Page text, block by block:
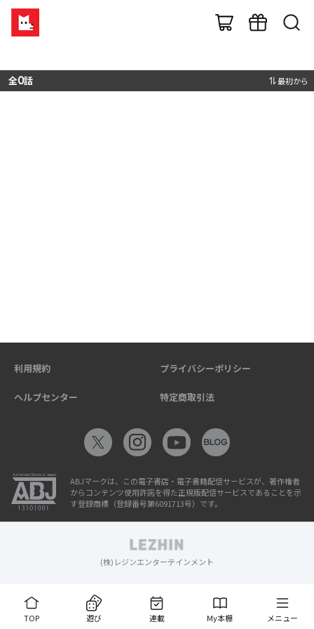
全0話 最初から
TOP 遊び 連載 My本棚 メニュー
利用規約 プライバシーポリシー
ヘルプセンター 特定商取引法
ABJマークは、この電子書店・電子書籍配信サービスが、著作権者
からコンテンツ使用許諾を得た正規版配信サービスであることを示
す登録商標（登録番号第6091713号）です。
(株)レジンエンターテインメント